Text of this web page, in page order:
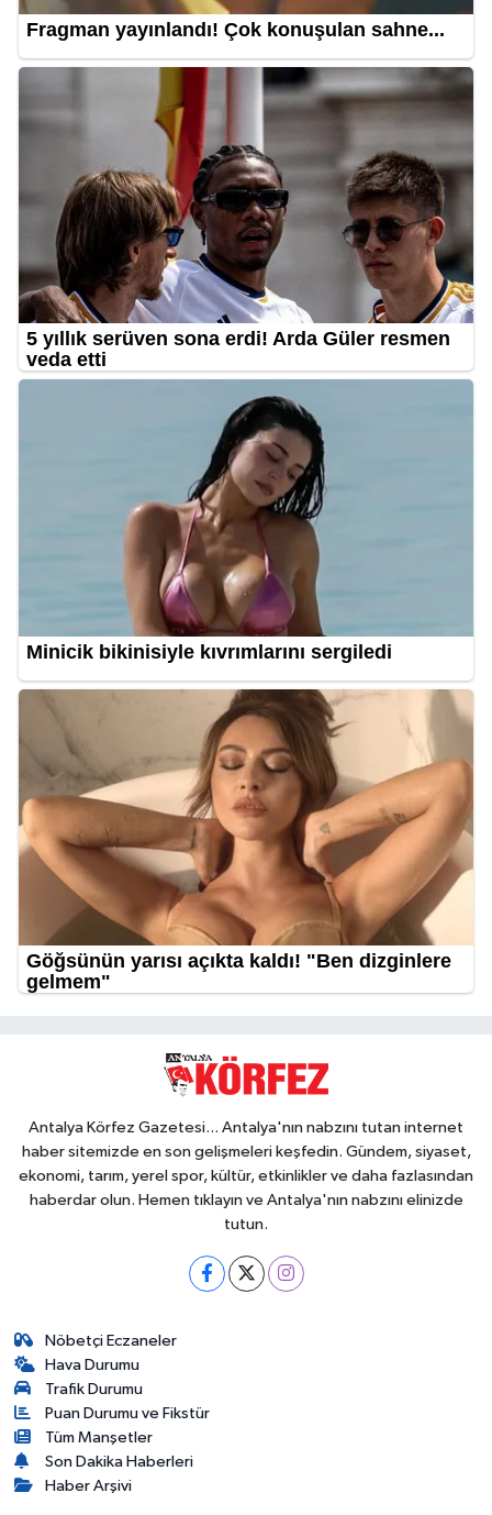
Antalya Körfez Gazetesi... Antalya'nın nabzını tutan internet
haber sitemizde en son gelişmeleri keşfedin. Gündem, siyaset,
ekonomi, tarım, yerel spor, kültür, etkinlikler ve daha fazlasından
haberdar olun. Hemen tıklayın ve Antalya'nın nabzını elinizde
tutun.
Nöbetçi Eczaneler
Hava Durumu
Trafik Durumu
Puan Durumu ve Fikstür
Tüm Manşetler
Son Dakika Haberleri
Haber Arşivi